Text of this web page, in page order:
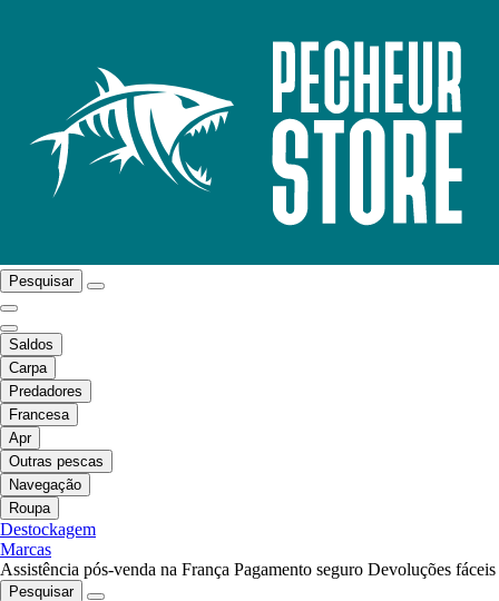
Pesquisar
Saldos
Carpa
Predadores
Francesa
Apr
Outras pescas
Navegação
Roupa
Destockagem
Marcas
Assistência pós-venda na França Pagamento seguro Devoluções fáceis
Pesquisar